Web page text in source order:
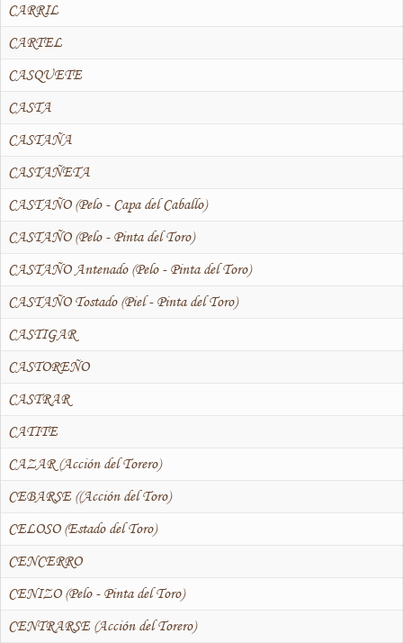
CARRIL
CARTEL
CASQUETE
CASTA
CASTAÑA
CASTAÑETA
CASTAÑO (Pelo - Capa del Caballo)
CASTAÑO (Pelo - Pinta del Toro)
CASTAÑO Antenado (Pelo - Pinta del Toro)
CASTAÑO Tostado (Piel - Pinta del Toro)
CASTIGAR
CASTOREÑO
CASTRAR
CATITE
CAZAR (Acción del Torero)
CEBARSE ((Acción del Toro)
CELOSO (Estado del Toro)
CENCERRO
CENIZO (Pelo - Pinta del Toro)
CENTRARSE (Acción del Torero)